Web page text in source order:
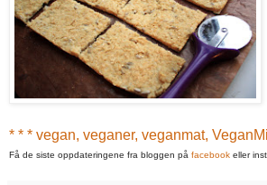
* * * vegan, veganer, veganmat,
Få de siste oppdateringene fra bloggen på facebook eller